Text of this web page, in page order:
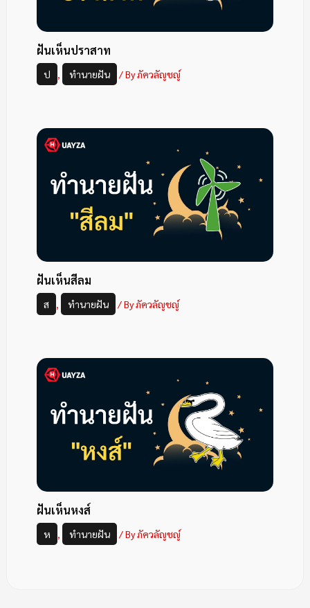
ฝันเห็นปราสาท
ป , ทำนายฝัน / Byภัควลัญชญ์
ฝันเห็นสีลม
ส , ทำนายฝัน / Byภัควลัญชญ์
ฝันเห็นหงส์
ห , ทำนายฝัน / Byภัควลัญชญ์